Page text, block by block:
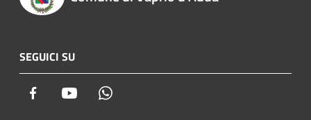
SEGUICI SU
Facebook Youtube